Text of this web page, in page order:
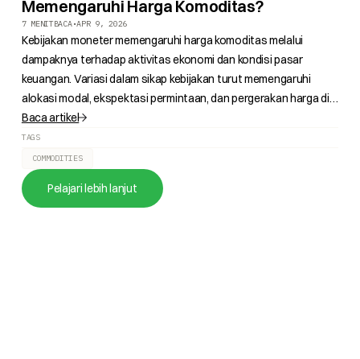
Memengaruhi Harga Komoditas?
7 MENITBACA•APR 9, 2026
Kebijakan moneter memengaruhi harga komoditas melalui
dampaknya terhadap aktivitas ekonomi dan kondisi pasar
keuangan. Variasi dalam sikap kebijakan turut memengaruhi
alokasi modal, ekspektasi permintaan, dan pergerakan harga di
pasar komoditas.
Baca artikel
TAGS
COMMODITIES
Pelajari lebih lanjut